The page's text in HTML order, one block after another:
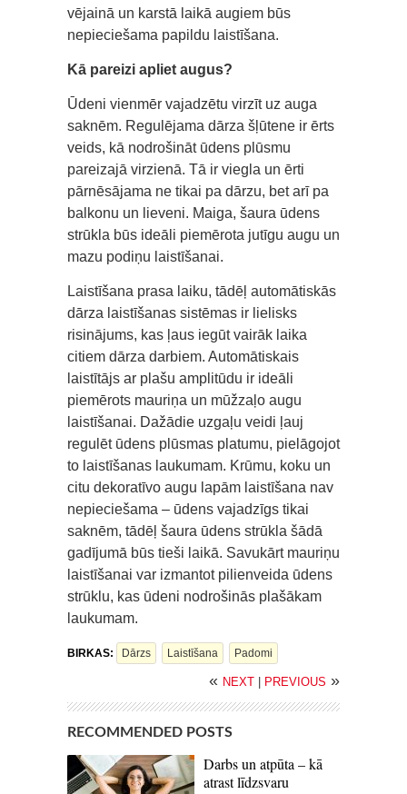
vējainā un karstā laikā augiem būs
nepieciešama papildu laistīšana.
Kā pareizi apliet augus?
Ūdeni vienmēr vajadzētu virzīt uz auga
saknēm. Regulējama dārza šļūtene ir ērts
veids, kā nodrošināt ūdens plūsmu
pareizajā virzienā. Tā ir viegla un ērti
pārnēsājama ne tikai pa dārzu, bet arī pa
balkonu un lieveni. Maiga, šaura ūdens
strūkla būs ideāli piemērota jutīgu augu un
mazu podiņu laistīšanai.
Laistīšana prasa laiku, tādēļ automātiskās
dārza laistīšanas sistēmas ir lielisks
risinājums, kas ļaus iegūt vairāk laika
citiem dārza darbiem. Automātiskais
laistītājs ar plašu amplitūdu ir ideāli
piemērots mauriņa un mūžzaļo augu
laistīšanai. Dažādie uzgaļu veidi ļauj
regulēt ūdens plūsmas platumu, pielāgojot
to laistīšanas laukumam. Krūmu, koku un
citu dekoratīvo augu lapām laistīšana nav
nepieciešama – ūdens vajadzīgs tikai
saknēm, tādēļ šaura ūdens strūkla šādā
gadījumā būs tieši laikā. Savukārt mauriņu
laistīšanai var izmantot pilienveida ūdens
strūklu, kas ūdeni nodrošinās plašākam
laukumam.
BIRKAS: Dārzs Laistīšana Padomi
« NEXT PREVIOUS »
RECOMMENDED POSTS
Darbs un atpūta – kā
atrast līdzsvaru